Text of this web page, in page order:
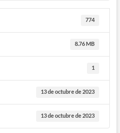
774
8.76 MB
1
13 de octubre de 2023
13 de octubre de 2023